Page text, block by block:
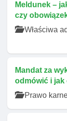
Meldunek –
czy
Właściwa
Mandat za
odmówić i jak
Prawo